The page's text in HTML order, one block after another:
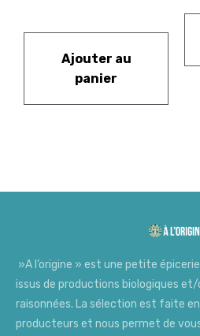
Ajouter au
panier
»A l’origine » est une petite
issus de productions biologiques
raisonnées. La sélection est faite
producteurs et nous permet de